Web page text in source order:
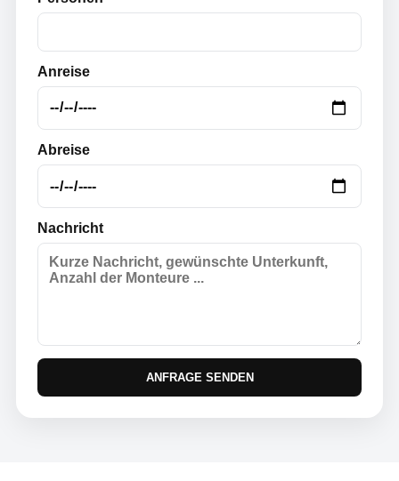
Anreise
Abreise
Nachricht
ANFRAGE SENDEN